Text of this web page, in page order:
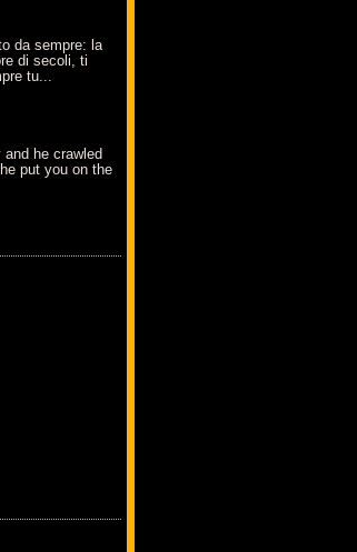
da sempre: la
di secoli, ti
tu...
he crawled
put you on the